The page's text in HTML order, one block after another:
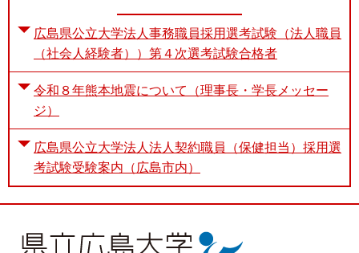
広島県公立大学法人事務職員採用選考試験（法人職員
（社会人経験者））第４次選考試験合格者
令和８年熊本地震について（理事長・学長メッセー
ジ）
広島県公立大学法人法人契約職員（保健担当）採用選
考試験受験案内（広島市内）